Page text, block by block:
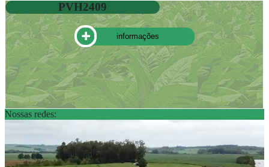
PVH2409
informações
Nossas redes: